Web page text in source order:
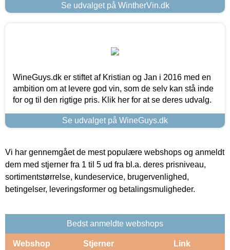
Se udvalget på WintherVin.dk
WineGuys.dk er stiftet af Kristian og Jan i 2016 med en
ambition om at levere god vin, som de selv kan stå inde
for og til den rigtige pris. Klik her for at se deres udvalg.
Se udvalget på WineGuys.dk
Vi har gennemgået de mest populære webshops og anmeldt
dem med stjerner fra 1 til 5 ud fra bl.a. deres prisniveau,
sortimentstørrelse, kundeservice, brugervenlighed,
betingelser, leveringsformer og betalingsmuligheder.
Bedst anmeldte webshops
Webshop Stjerner Link